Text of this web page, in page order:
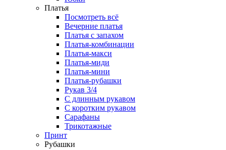
Платья
Посмотреть всё
Вечерние платья
Платья с запахом
Платья-комбинации
Платья-макси
Платья-миди
Платья-мини
Платья-рубашки
Рукав 3/4
С длинным рукавом
С коротким рукавом
Сарафаны
Трикотажные
Принт
Рубашки